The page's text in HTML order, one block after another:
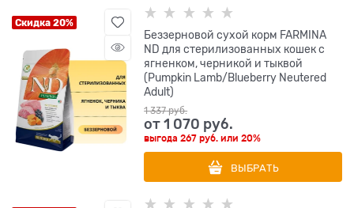
Скидка 20%
Беззерновой cухой корм FARMINA
ND для стерилизованных кошек с
ягненком, черникой и тыквой
(Pumpkin Lamb/Blueberry Neutered
Adult)
1 337 руб.
от1 070 руб.
выгода267 руб. или20%
ВЫБРАТЬ